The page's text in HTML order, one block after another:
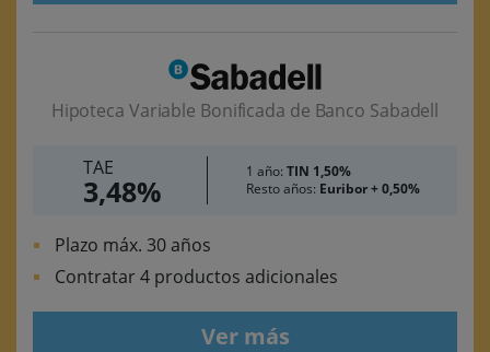
Hipoteca Variable Bonificada de Banco Sabadell
TAE
3,48%
1 año: TIN 1,50%
Resto años: Euribor + 0,50%
Plazo máx. 30 años
Contratar 4 productos adicionales
Ver más